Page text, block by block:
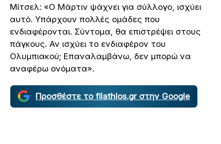
Μίτσελ: «Ο Μάρτιν ψάχνει για σύλλογο, ισχύει
αυτό. Υπάρχουν πολλές ομάδες που
ενδιαφέρονται. Σύντομα, θα επιστρέψει στους
πάγκους. Αν ισχύει το ενδιαφέρον του
Ολυμπιακού; Επαναλαμβάνω, δεν μπορώ να
αναφέρω ονόματα».
Προσθέστε το filathlos.gr στην Google